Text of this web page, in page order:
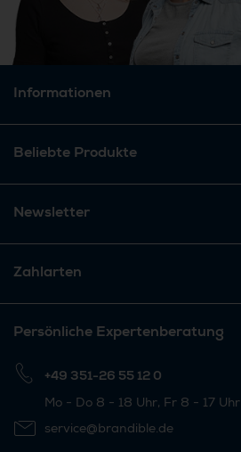
Informationen
Beliebte Produkte
Newsletter
Zahlarten
Persönliche Expertenberatung
+49 351-26 55 12 0
Mo - Do 8 - 18 Uhr, Fr 8 - 17 Uhr
service@brandible.de